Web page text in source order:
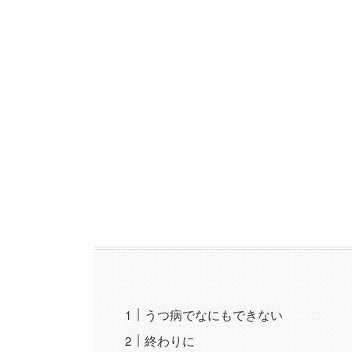
うつ病でなにもできない
終わりに